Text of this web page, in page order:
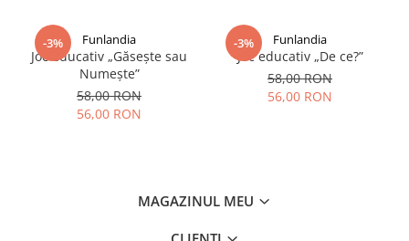
-3% Funlandia
Joc educativ „Găsește sau
Numește”
58,00 RON
56,00 RON
-3% Funlandia
Joc educativ „De ce?”
58,00 RON
56,00 RON
MAGAZINUL MEU